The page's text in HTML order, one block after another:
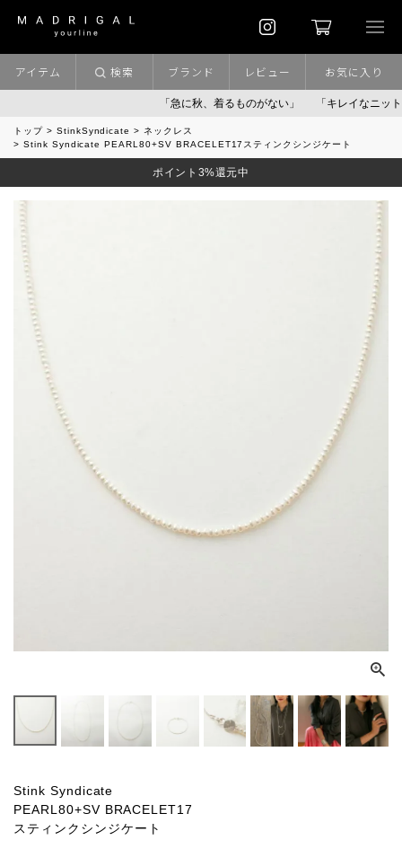
「急に秋、着るものがない」 「キレイなニット」 ポ
アイテム 検索 ブランド レビュー お気に入り
トップ StinkSyndicate
ネックレス
Stink Syndicate PEARL80+SV BRACELET17スティンクシンジケート
ポイント3%還元中
Stink Syndicate
PEARL80+SV BRACELET17
スティンクシンジケート